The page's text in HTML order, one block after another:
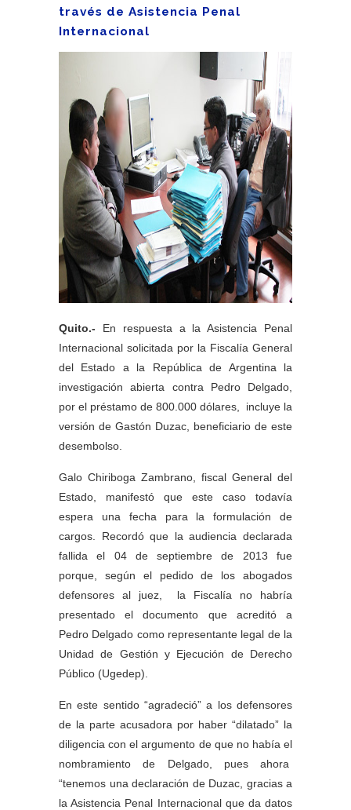
través de Asistencia Penal
Internacional
Quito.- En respuesta a la Asistencia Penal
Internacional solicitada por la Fiscalía General
del Estado a la República de Argentina la
investigación abierta contra Pedro Delgado,
por el préstamo de 800.000 dólares, incluye la
versión de Gastón Duzac, beneficiario de este
desembolso.
Galo Chiriboga Zambrano, fiscal General del
Estado, manifestó que este caso todavía
espera una fecha para la formulación de
cargos. Recordó que la audiencia declarada
fallida el 04 de septiembre de 2013 fue
porque, según el pedido de los abogados
defensores al juez, la Fiscalía no habría
presentado el documento que acreditó a
Pedro Delgado como representante legal de la
Unidad de Gestión y Ejecución de Derecho
Público (Ugedep).
En este sentido “agradeció” a los defensores
de la parte acusadora por haber “dilatado” la
diligencia con el argumento de que no había el
nombramiento de Delgado, pues ahora
“tenemos una declaración de Duzac, gracias a
la Asistencia Penal Internacional que da datos